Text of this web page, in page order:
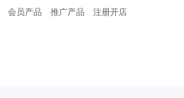
会员产品 推广产品 注册开店